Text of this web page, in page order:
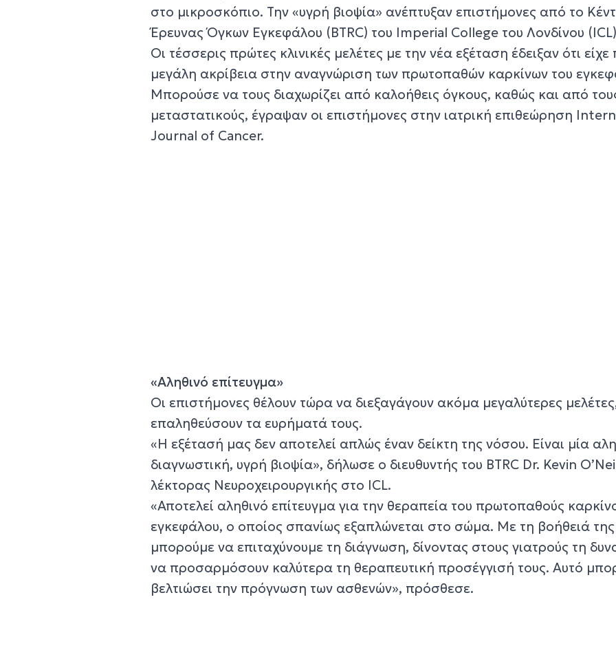
στο μικροσκόπιο. Την «υγρή βιοψία» ανέπτυξαν επιστήμονες από το
Έρευνας Όγκων Εγκεφάλου (BTRC) του Imperial College του Λονδίνου
Οι τέσσερις πρώτες κλινικές μελέτες με την νέα εξέταση έδειξαν ότι είχε
μεγάλη ακρίβεια στην αναγνώριση των πρωτοπαθών καρκίνων του
Μπορούσε να τους διαχωρίζει από καλοήθεις όγκους, καθώς και από
μεταστατικούς, έγραψαν οι επιστήμονες στην ιατρική επιθεώρηση
Journal of Cancer.
«Αληθινό επίτευγμα»
Οι επιστήμονες θέλουν τώρα να διεξαγάγουν ακόμα μεγαλύτερες
επαληθεύσουν τα ευρήματά τους.
«Η εξέτασή μας δεν αποτελεί απλώς έναν δείκτη της νόσου. Είναι μία
διαγνωστική, υγρή βιοψία», δήλωσε ο διευθυντής του BTRC Dr. Kevin
λέκτορας Νευροχειρουργικής στο ICL.
«Αποτελεί αληθινό επίτευγμα για την θεραπεία του πρωτοπαθούς
εγκεφάλου, ο οποίος σπανίως εξαπλώνεται στο σώμα. Με τη βοήθειά της
μπορούμε να επιταχύνουμε τη διάγνωση, δίνοντας στους γιατρούς τη
να προσαρμόσουν καλύτερα τη θεραπευτική προσέγγισή τους. Αυτό
βελτιώσει την πρόγνωση των ασθενών», πρόσθεσε.